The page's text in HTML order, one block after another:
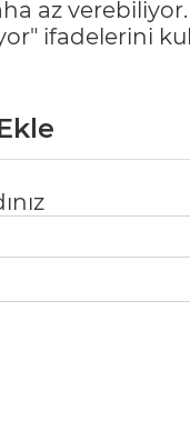
az
ifadelerini